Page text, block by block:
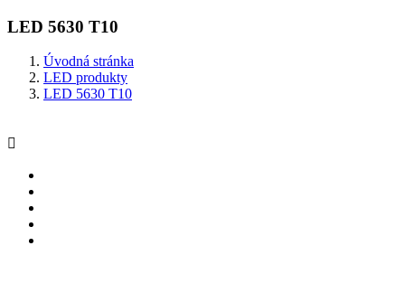
LED 5630 T10
Úvodná stránka
LED produkty
LED 5630 T10
